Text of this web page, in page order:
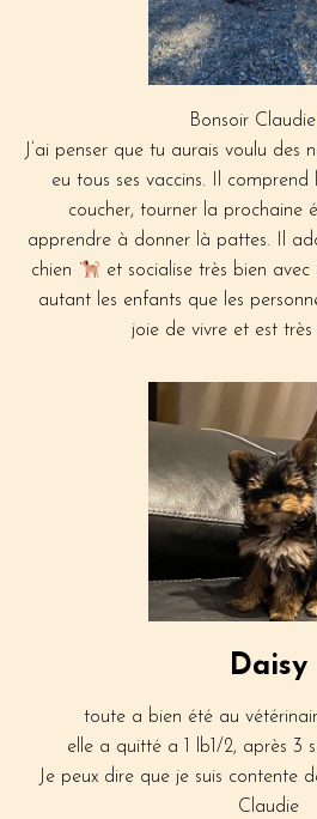
Bonsoir Claudie
J’ai penser que tu aurais voulu des
eu tous ses vaccins. Il comprend
coucher, tourner la prochaine
apprendre à donner là pattes. Il
chien
et socialise très bien
autant les enfants que les
joie de vivre et est très
Daisy
toute a bien été au
elle a quitté a 1 lb1/2, après 3
Je peux dire que je suis contente
Claudie